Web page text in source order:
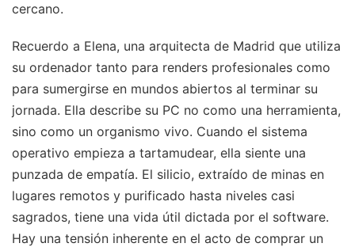
cercano.
Recuerdo a Elena, una arquitecta de Madrid que utiliza
su ordenador tanto para renders profesionales como
para sumergirse en mundos abiertos al terminar su
jornada. Ella describe su PC no como una herramienta,
sino como un organismo vivo. Cuando el sistema
operativo empieza a tartamudear, ella siente una
punzada de empatía. El silicio, extraído de minas en
lugares remotos y purificado hasta niveles casi
sagrados, tiene una vida útil dictada por el software.
Hay una tensión inherente en el acto de comprar un